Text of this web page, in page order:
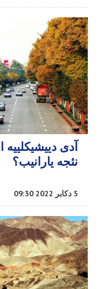
آدی
نئجه یارانیب؟
5 دکابر 2022 09:30